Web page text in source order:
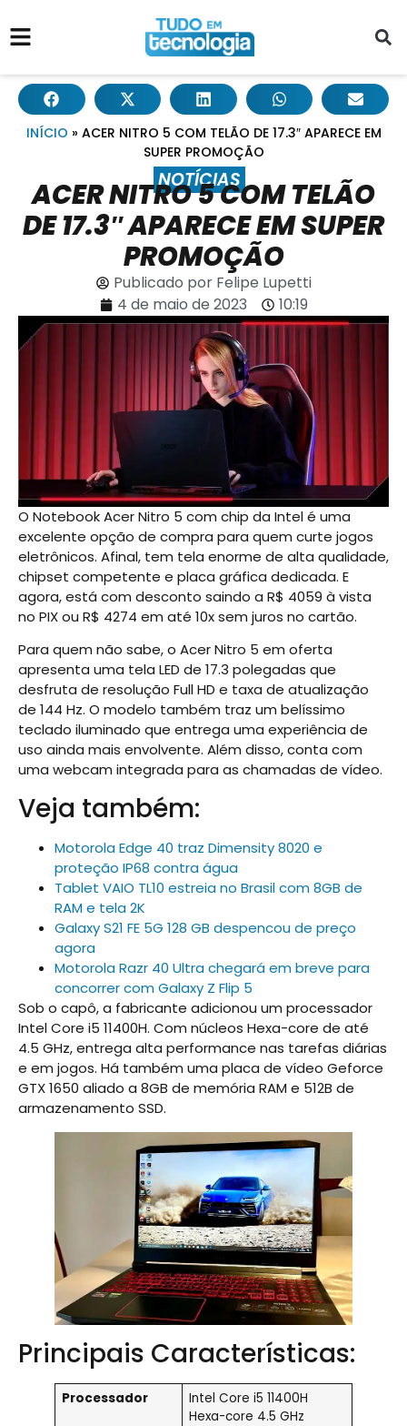
INÍCIO » ACER NITRO 5 COM TELÃO DE 17.3″ APARECE EM
SUPER PROMOÇÃO
NOTÍCIAS
ACER NITRO 5 COM TELÃO
DE 17.3″ APARECE EM SUPER
PROMOÇÃO
Publicado porFelipe Lupetti
4 de maio de 2023
10:19
O Notebook Acer Nitro 5 com chip da Intel é uma
excelente opção de compra para quem curte jogos
eletrônicos. Afinal, tem tela enorme de alta qualidade,
chipset competente e placa gráfica dedicada. E
agora, está com desconto saindo a R$ 4059 à vista
no PIX ou R$ 4274 em até 10x sem juros no cartão.
Para quem não sabe, o Acer Nitro 5 em oferta
apresenta uma tela LED de 17.3 polegadas que
desfruta de resolução Full HD e taxa de atualização
de 144 Hz. O modelo também traz um belíssimo
teclado iluminado que entrega uma experiência de
uso ainda mais envolvente. Além disso, conta com
uma webcam integrada para as chamadas de vídeo.
Veja também:
Motorola Edge 40 traz Dimensity 8020 e
proteção IP68 contra água
Tablet VAIO TL10 estreia no Brasil com 8GB de
RAM e tela 2K
Galaxy S21 FE 5G 128 GB despencou de preço
agora
Motorola Razr 40 Ultra chegará em breve para
concorrer com Galaxy Z Flip 5
Sob o capô, a fabricante adicionou um processador
Intel Core i5 11400H. Com núcleos Hexa-core de até
4.5 GHz, entrega alta performance nas tarefas diárias
e em jogos. Há também uma placa de vídeo Geforce
GTX 1650 aliado a 8GB de memória RAM e 512B de
armazenamento SSD.
Principais Características:
Processador
Intel Core i5 11400H
Hexa-core 4.5 GHz